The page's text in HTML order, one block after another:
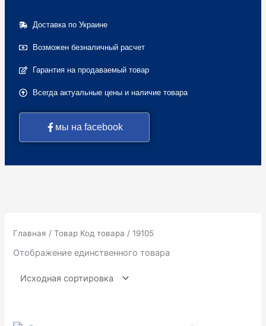
Доставка по Украине
Возможен безналичный расчет
Гарантия на продаваемый товар
Всегда актуальные цены и наличие товара
мы на facebook
Главная / Товар Код товара / 19105
Отображение единственного товара